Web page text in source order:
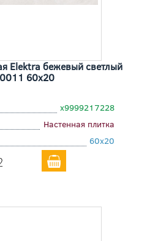
Elektra бежевый светлый
60x20
х9999217228
Настенная плитка
60x20